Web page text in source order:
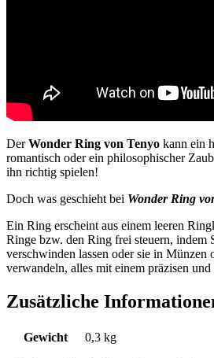
DerWonder Ring von Tenyo kann ein
romantisch oder ein philosophischer
ihn richtig spielen!
Doch was geschieht bei Wonder Ring
Ein Ring erscheint aus einem leeren
Ringe bzw. den Ring frei steuern, indem
verschwinden lassen oder sie in Münzen
verwandeln, alles mit einem präzisen
Zusätzliche
Gewicht 0,3 kg